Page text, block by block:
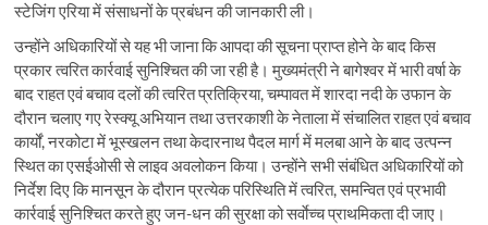
स्टेजिंग एरिया में संसाधनों के प्रबंधन की जानकारी ली।
उन्होंने अधिकारियों से यह भी जाना कि आपदा की सूचना प्राप्त होने के बाद किस
प्रकार त्वरित कार्रवाई सुनिश्चित की जा रही है। मुख्यमंत्री ने बागेश्वर में भारी वर्षा के
बाद राहत एवं बचाव दलों की त्वरित प्रतिक्रिया, चम्पावत में शारदा नदी के उफान के
दौरान चलाए गए रेस्क्यू अभियान तथा उत्तरकाशी के नेताला में संचालित राहत एवं बचाव
कार्यों, नरकोटा में भूस्खलन तथा केदारनाथ पैदल मार्ग में मलबा आने के बाद उत्पन्न
स्थित का एसईओसी से लाइव अवलोकन किया। उन्होंने सभी संबंधित अधिकारियों को
निर्देश दिए कि मानसून के दौरान प्रत्येक परिस्थिति में त्वरित, समन्वित एवं प्रभावी
कार्रवाई सुनिश्चित करते हुए जन-धन की सुरक्षा को सर्वाेच्च प्राथमिकता दी जाए।